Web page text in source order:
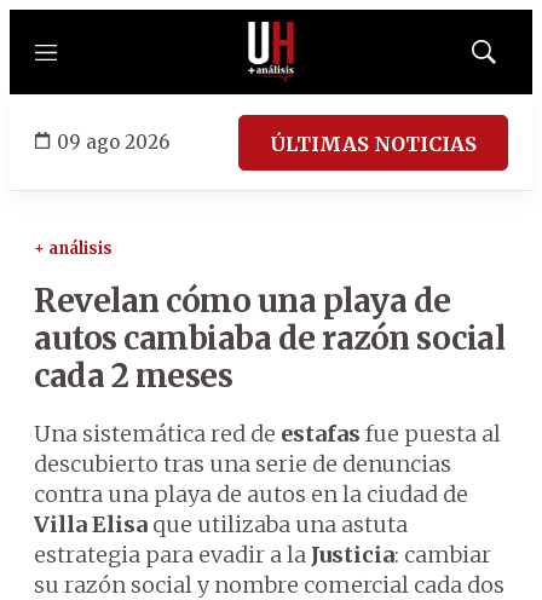
Menú
Mostrar
09 ago 2026 ÚLTIMAS NOTICIAS
+ análisis
Revelan cómo una playa de
autos cambiaba de razón social
cada 2 meses
Una sistemática red de estafas fue puesta al
descubierto tras una serie de denuncias
contra una playa de autos en la ciudad de
Villa Elisa que utilizaba una astuta
estrategia para evadir a la Justicia: cambiar
su razón social y nombre comercial cada dos